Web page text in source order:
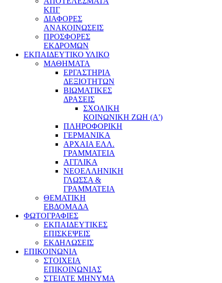
ΚΠΓ
ΔΙΑΦΟΡΕΣ
ΑΝΑΚΟΙΝΩΣΕΙΣ
ΠΡΟΣΦΟΡΕΣ
ΕΚΔΡΟΜΩΝ
ΕΚΠΑΙΔΕΥΤΙΚΟ ΥΛΙΚΟ
ΜΑΘΗΜΑΤΑ
ΕΡΓΑΣΤΗΡΙΑ
ΔΕΞΙΟΤΗΤΩΝ
ΒΙΩΜΑΤΙΚΕΣ
ΔΡΑΣΕΙΣ
ΣΧΟΛΙΚΗ
ΚΟΙΝΩΝΙΚΗ ΖΩΗ (Α')
ΠΛΗΡΟΦΟΡΙΚΗ
ΓΕΡΜΑΝΙΚΑ
ΑΡΧΑΙΑ ΕΛΛ.
ΓΡΑΜΜΑΤΕΙΑ
ΑΓΓΛΙΚΑ
ΝΕΟΕΛΛΗΝΙΚΗ
ΓΛΩΣΣΑ &
ΓΡΑΜΜΑΤΕΙΑ
ΘΕΜΑΤΙΚΗ
ΕΒΔΟΜΑΔΑ
ΦΩΤΟΓΡΑΦΙΕΣ
ΕΚΠΑΙΔΕΥΤΙΚΕΣ
ΕΠΙΣΚΕΨΕΙΣ
ΕΚΔΗΛΩΣΕΙΣ
ΕΠΙΚΟΙΝΩΝΙΑ
ΣΤΟΙΧΕΙΑ
ΕΠΙΚΟΙΝΩΝΙΑΣ
ΣΤΕΙΛΤΕ ΜΗΝΥΜΑ